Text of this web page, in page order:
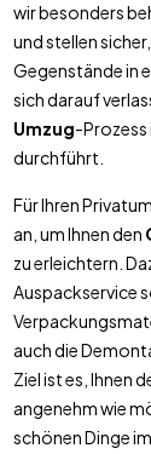
wir besonders
und stellen
Gegenstände in
sich darauf
Umzug-Prozess
durchführt.
Für Ihren
an, um Ihnen den
zu erleichtern.
Auspackservice
auch die
Ziel ist es, Ihnen
angenehm wie
schönen Dinge